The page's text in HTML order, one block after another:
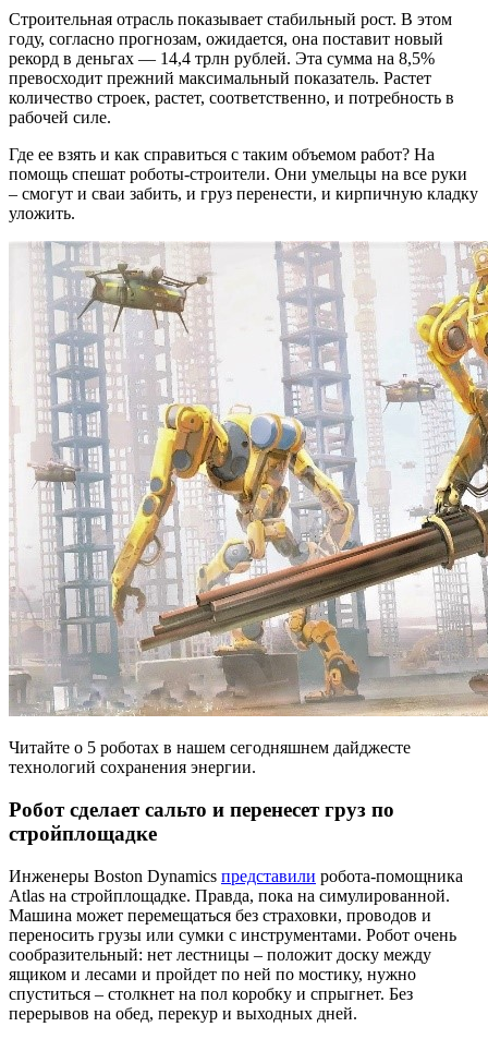
Строительная отрасль показывает стабильный рост. В этом
году, согласно прогнозам, ожидается, она поставит новый
рекорд в деньгах — 14,4 трлн рублей. Эта сумма на 8,5%
превосходит прежний максимальный показатель. Растет
количество строек, растет, соответственно, и потребность в
рабочей силе.
Где ее взять и как справиться с таким объемом работ? На
помощь спешат роботы-строители. Они умельцы на все руки
– смогут и сваи забить, и груз перенести, и кирпичную кладку
уложить.
Читайте о 5 роботах в нашем сегодняшнем дайджесте
технологий сохранения энергии.
Робот сделает сальто и перенесет груз по
стройплощадке
Инженеры Boston Dynamics представили робота-помощника
Atlas на стройплощадке. Правда, пока на симулированной.
Машина может перемещаться без страховки, проводов и
переносить грузы или сумки с инструментами. Робот очень
сообразительный: нет лестницы – положит доску между
ящиком и лесами и пройдет по ней по мостику, нужно
спуститься – столкнет на пол коробку и спрыгнет. Без
перерывов на обед, перекур и выходных дней.